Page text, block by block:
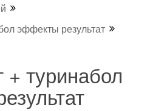
эффекты результат
+ туринабол